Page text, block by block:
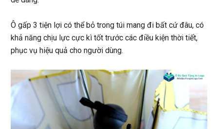
Ô gấp 3 tiện lợi có thể bỏ trong túi mang đi bất cứ đâu, có
khả năng chịu lực cực kì tốt trước các điều kiện thời tiết,
phục vụ hiệu quả cho người dùng.